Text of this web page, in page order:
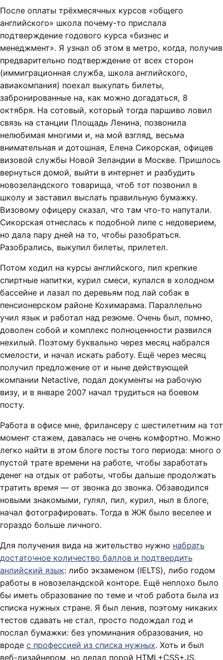
После оплаты трёхмесячных курсов «общего
английского» школа почему-то прислала
подтверждение годового курса «бизнес и
менеджмент». Я узнал об этом в метро, когда, получив
предварительно подтверждение от всех сторон
(иммиграционная служба, школа английского,
авиакомпания) поехал выкупать билеты,
забронированные на, как можно догадаться, 8
октября. На сотовый, который тогда паршиво ловил
связь на станции Площадь Ленина, позвонила
нелюбимая многими и, на мой взгляд, весьма
внимательная и дотошная, Елена Сикорская, офицев
визовой службы Новой Зеландии в Москве. Пришлось
вернуться домой, выйти в интернет и разбудить
новозеландского товарища, чтоб тот позвонил в
школу и заставил выслать правильную бумажку.
Визовому офицеру сказал, что там что-то напутали.
Сикорская отнеслась к подобной липе с недоверием,
но дала пару дней на то, чтобы разобраться.
Разобрались, выкупил билеты, прилетел.
Потом ходил на курсы английского, пил крепкие
спиртные напитки, курил смеси, купался в холодном
бассейне и лазал по деревьям под лай собак в
пенсионерском районе Кохимарама. Параллельно
учил язык и работал над резюме. Очень был, помню,
доволен собой и комплекс полноценности развился
нехилый. Поэтому буквально через месяц набрался
смелости, и начал искать работу. Ещё через месяц
получил предложение от и ныне действующей
компании Netactive, подал документы на рабочую
визу, и в январе 2007 начал трудиться на боевом
посту.
Работа в офисе мне, фрилансеру с шестилетним на тот
момент стажем, давалась не очень комфортно. Можно
легко найти в этом блоге посты того периода: много о
пустой трате времени на работе, чтобы заработать
денег на отдых от работы, чтобы дальше продолжать
тратить время — от звонка до звонка. Обзаводился
новыми знакомыми, гулял, пил, курил, ныл в блоге,
начал фотографировать. Тогда в ЖЖ было веселее и
гораздо больше личного.
Для получения вида на жительство нужно набрать
достаточное количество баллов и подтвердить
анлийский язык: либо экзаменом (IELTS), либо годом
работы в новозеландской конторе. Ещё неплохо было
бы иметь образование по теме и чтоб работа была из
списка нужных стране. Я был ленив, поэтому никаких
тестов сдавать не стал, просто подождал год и
послал бумажки: без упоминания образования, но
вроде с профессией из списка нужных. Хоть и был
веб-дизайнером, но делал порой HTML+CSS+JS,